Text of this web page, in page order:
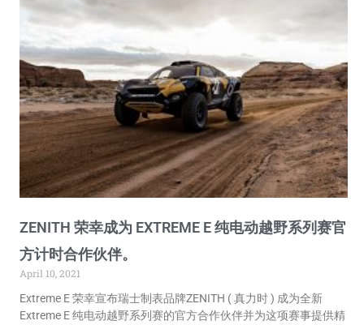
ZENITH 荣幸成为 EXTREME E 纯电动越野系列赛官
方计时合作伙伴。
April 10, 2021
Extreme E 荣幸宣布瑞士制表品牌ZENITH ( 真力时 ) 成为全新
Extreme E 纯电动越野系列赛的官方合作伙伴并为这项赛事提供精